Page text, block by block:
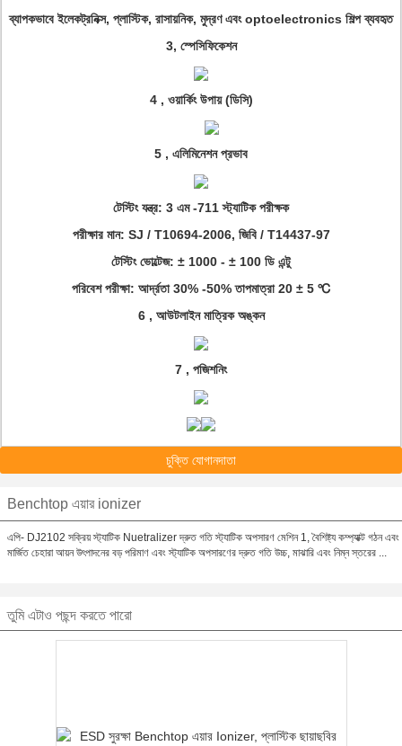
ব্যাপকভাবে ইলেকট্রনিক্স, প্লাস্টিক, রাসায়নিক, মুদ্রণ এবং optoelectronics শিল্প ব্যবহৃত
3, স্পেসিফিকেশন
4 , ওয়ার্কিং উপায় (ডিসি)
5 , এলিমিনেশন প্রভাব
টেস্টিং যন্ত্র: 3 এম -711 স্ট্যাটিক পরীক্ষক
পরীক্ষার মান: SJ / T10694-2006, জিবি / T14437-97
টেস্টিং ভোল্টেজ: ± 1000 - ± 100 ডি এন্টু
পরিবেশ পরীক্ষা: আর্দ্রতা 30% -50% তাপমাত্রা 20 ± 5 ℃
6 , আউটলাইন মাত্রিক অঙ্কন
7 , পজিশনিং
চুক্তি যোগানদাতা
Benchtop এয়ার ionizer
এপি- DJ2102 সক্রিয় স্ট্যাটিক Nuetralizer দ্রুত গতি স্ট্যাটিক অপসারণ মেশিন 1, বৈশিষ্ট্য কম্প্যাক্ট গঠন এবং
মার্জিত চেহারা আয়ন উৎপাদনের বড় পরিমাণ এবং স্ট্যাটিক অপসারণের দ্রুত গতি উচ্চ, মাঝারি এবং নিম্ন স্তরের ...
তুমি এটাও পছন্দ করতে পারো